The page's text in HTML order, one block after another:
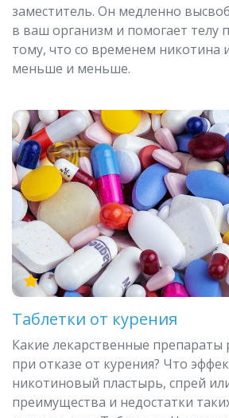
заместитель. Он медленно
в ваш организм и помогает телу
тому, что со временем никотина
меньше и меньше.
Таблетки от курения
Какие лекарственные
при отказе от курения? Что
никотиновый пластырь, спрей
преимущества и недостатки